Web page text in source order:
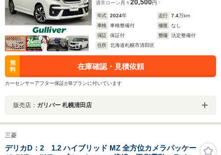
通常ローン 月々20,500円
年式 2024年 走行 7.4万km
車検
車検整備付 修復
なし
保証
保証付 整備
法定整備付
住所
北海道札幌市清田区
無
料
在庫確認・見積依頼
カーセンサーアフター保証がBプランに付いています
販売店： ガリバー 札幌清田店
三菱
デリカD：2 1.2 ハイブリッド MZ 全方位カメラパッケー